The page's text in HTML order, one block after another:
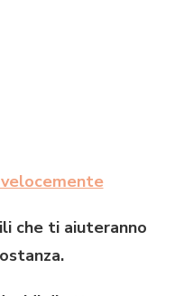
che ti aiuteranno